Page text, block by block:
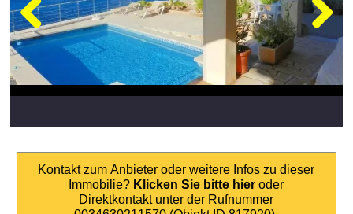
Kontakt zum Anbieter oder weitere Infos zu dieser
Immobilie? Klicken Sie bitte hier oder
Direktkontakt unter der Rufnummer